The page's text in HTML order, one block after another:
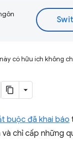
có hữu ích không
buộc đã khai báo
chỉ cấp những